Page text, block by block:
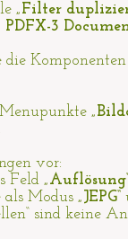
„Filter
PDFX-3
die
vor:
Feld
Modus „JEPG“
sind keine